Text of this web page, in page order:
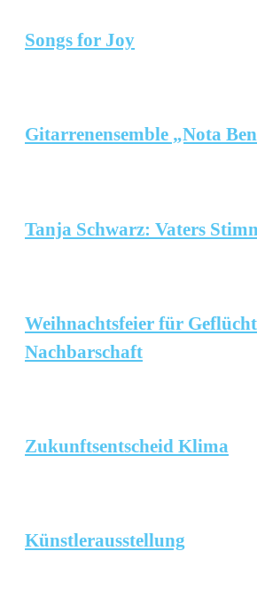
Songs for Joy
Gitarrenensemble „Nota
Tanja Schwarz: Vaters
Weihnachtsfeier für
Nachbarschaft
Zukunftsentscheid Klima
Künstlerausstellung